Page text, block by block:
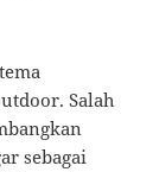
Salah
sebagai